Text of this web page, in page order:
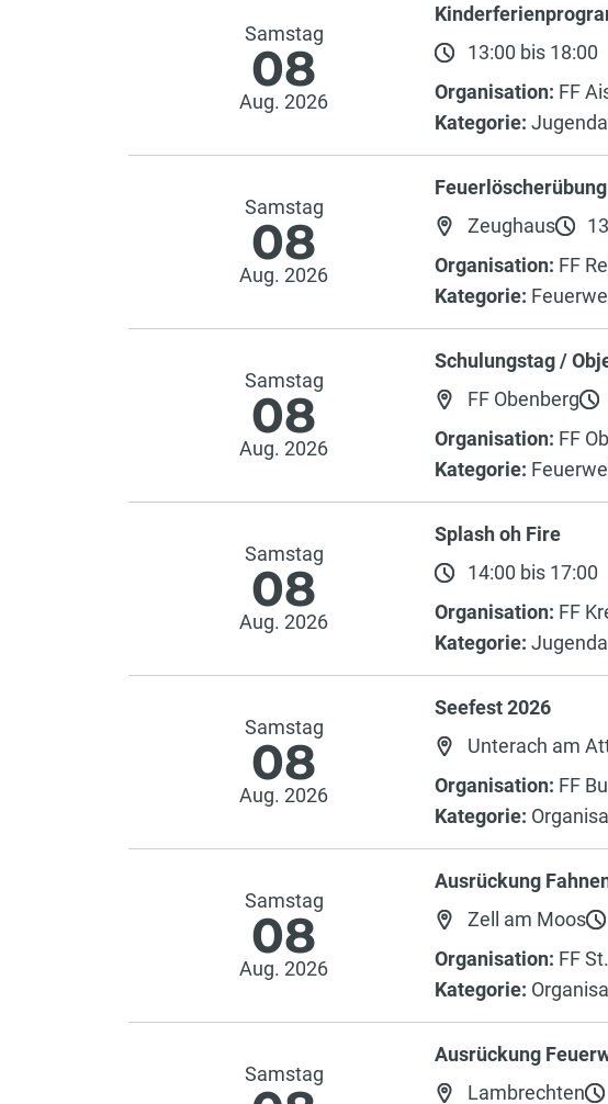
Samstag
08
Aug. 2026
13:00 bis 18:00
Organisation: FF
Kategorie:
Samstag
08
Aug. 2026
Feuerlöscherübung
Zeughaus
Organisation: FF
Kategorie:
Samstag
08
Aug. 2026
Schulungstag /
FF Obenberg
Organisation: FF
Kategorie:
Samstag
08
Aug. 2026
Splash oh Fire
14:00 bis 17:00
Organisation: FF
Kategorie:
Samstag
08
Aug. 2026
Seefest 2026
Unterach am
Organisation: FF
Kategorie:
Samstag
08
Aug. 2026
Ausrückung
Zell am Moos
Organisation: FF
Kategorie:
Samstag
Ausrückung
Lambrechten